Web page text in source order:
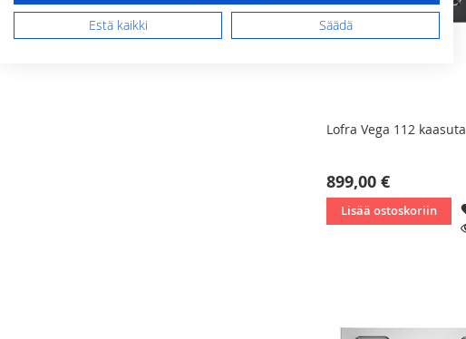
Lofra Vega 112
899,00 €
Lisää ostoskoriin
Estä kaikki
Säädä